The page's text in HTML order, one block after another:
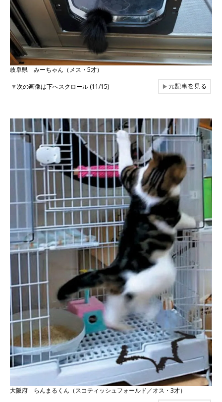
岐阜県 みーちゃん（メス・5才）
▼次の画像は下へスクロール (11/15) ▶元記事を見る
大阪府 らんまるくん（スコティッシュフォールド／オス・3才）